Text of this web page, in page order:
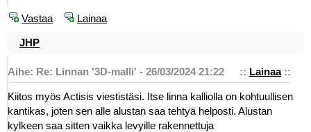
Vastaa Lainaa
JHP
:: Lainaa::
Aihe: Re: Linnan '3D-malli' - 26/03/2024 21:22
Kiitos myös Actisis viestistäsi. Itse linna kalliolla on kohtuullisen
kantikas, joten sen alle alustan saa tehtyä helposti. Alustan
kylkeen saa sitten vaikka levyille rakennettuja